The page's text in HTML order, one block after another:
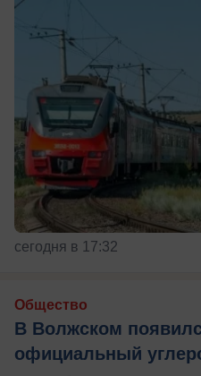
сегодня в 17:32
Общество
В Волжском
официальный